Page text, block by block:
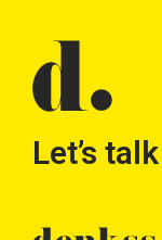
Let’s talk